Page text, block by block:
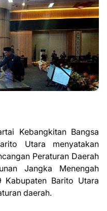
Kebangkitan Bangsa
Utara menyatakan
Peraturan Daerah
Jangka Menengah
Kabupaten Barito Utara
daerah.